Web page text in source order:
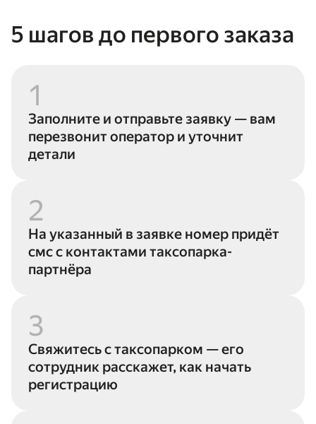
5 шагов до первого заказа
1
Заполните и отправьте заявку — вам
перезвонит оператор и уточнит
детали
2
На указанный в заявке номер придёт
смс с контактами таксопарка-
партнёра
3
Свяжитесь с таксопарком — его
сотрудник расскажет, как начать
регистрацию